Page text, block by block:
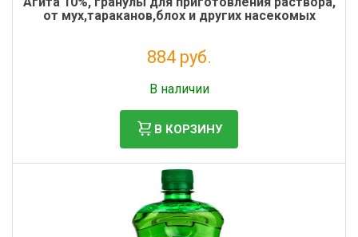
от мух,тараканов,блох и других насекомых
884 руб.
В наличии
В КОРЗИНУ